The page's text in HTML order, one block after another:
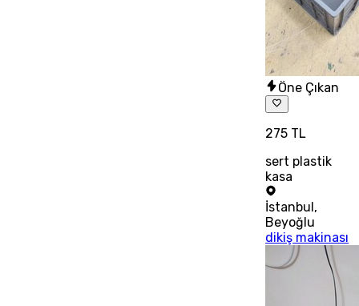
Öne Çıkan
275 TL
sert plastik
kasa
İstanbul ,
Beyoğlu
dikiş makinası